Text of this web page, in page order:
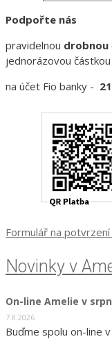
Podpořte nás
pravidelnou drobnou
jednorázovou částkou
na účet Fio banky -
Formulář na
Novinky v
On-line Amelie v
7.8.2026
Buďme spolu on-line